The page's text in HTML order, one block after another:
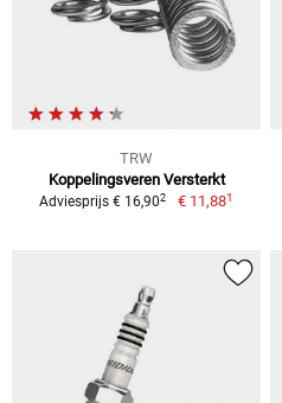
TRW
Koppelingsveren Versterkt
Adviesprijs € 16,902 € 11,881